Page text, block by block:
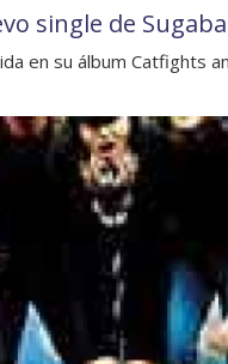
single de
en su álbum Catfights